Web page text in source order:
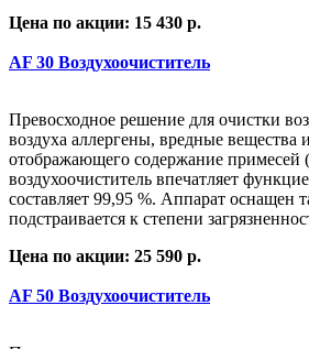
Цена по акции: 15 430 р.
AF 30 Воздухоочиститель
Превосходное решение для очистки
воздуха аллергены, вредные
отображающего содержание примесей
воздухоочиститель впечатляет
составляет 99,95 %. Аппарат оснащен
подстраивается к степени
Цена по акции: 25 590 р.
AF 50 Воздухоочиститель